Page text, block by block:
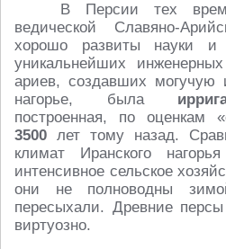
В Персии тех
ведической Славяно-
хорошо развиты науки
уникальнейших
ариев, создавших
нагорье, была
построенная, по оценкам
3500 лет тому назад.
климат Иранского
интенсивное сельское
они не полноводны
пересыхали. Древние
виртуозно.